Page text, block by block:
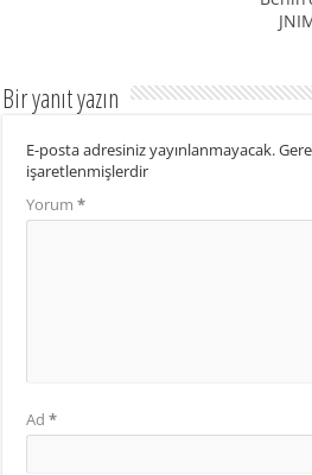
Bir yanıt yazın
E-posta adresiniz yayınlanmayacak.
işaretlenmişlerdir
Yorum*
Ad*